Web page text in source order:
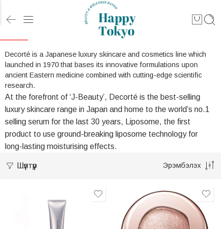
Decorté is a Japanese luxury skincare and cosmetics line which
launched in 1970 that bases its innovative formulations upon
ancient Eastern medicine combined with cutting-edge scientific
research.
At the forefront of ‘J-Beauty’, Decorté is the best-selling
luxury skincare range in Japan and home to the world’s no.1
selling serum for the last 30 years, Liposome, the first
product to use ground-breaking liposome technology for
long-lasting moisturising effects.
Шүүлтүүр Эрэмбэлэх